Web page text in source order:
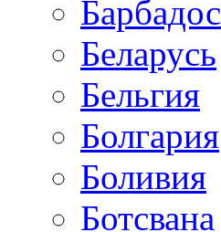
Барбадос
Беларусь
Бельгия
Болгария
Боливия
Ботсвана